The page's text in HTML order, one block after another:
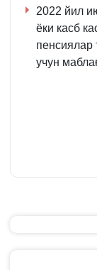
8-
қ.
2022 йил
ёки касб
пенсиялар
учун